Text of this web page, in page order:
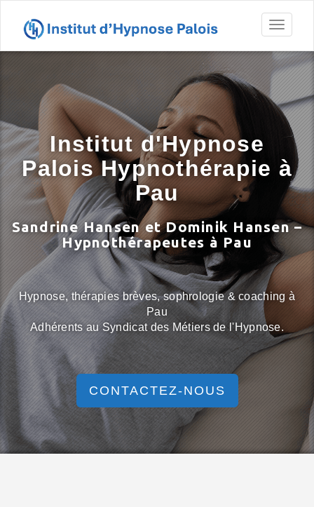
Institut d'Hypnose
Palois Hypnothérapie à
Pau
Sandrine Hansen et Dominik Hansen –
Hypnothérapeutes à Pau
Hypnose, thérapies brèves, sophrologie & coaching à
Pau
Adhérents au Syndicat des Métiers de l'Hypnose.
CONTACTEZ-NOUS